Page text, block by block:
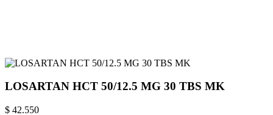
LOSARTAN HCT 50/12.5 MG 30 TBS MK
$ 42.550